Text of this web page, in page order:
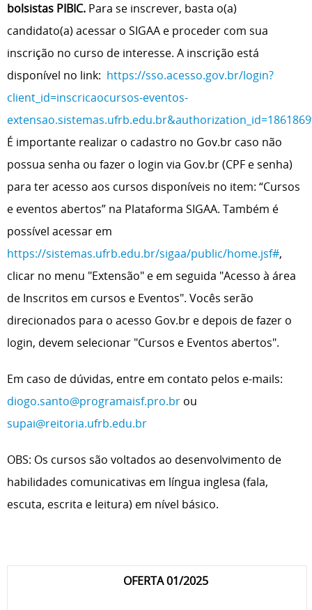
bolsistas PIBIC. Para se inscrever, basta o(a)
candidato(a) acessar o SIGAA e proceder com sua
inscrição no curso de interesse. A inscrição está
disponível no link: https://sso.acesso.gov.br/login?
client_id=inscricaocursos-eventos-
É importante realizar o cadastro no Gov.br caso não
possua senha ou fazer o login via Gov.br (CPF e senha)
para ter acesso aos cursos disponíveis no item: “Cursos
e eventos abertos” na Plataforma SIGAA. Também é
possível acessar em
https://sistemas.ufrb.edu.br/sigaa/public/home.jsf#,
clicar no menu "Extensão" e em seguida "Acesso à área
de Inscritos em cursos e Eventos". Vocês serão
direcionados para o acesso Gov.br e depois de fazer o
login, devem selecionar "Cursos e Eventos abertos".
Em caso de dúvidas, entre em contato pelos e-mails:
diogo.santo@programaisf.pro.br ou
supai@reitoria.ufrb.edu.br
OBS: Os cursos são voltados ao desenvolvimento de
habilidades comunicativas em língua inglesa (fala,
escuta, escrita e leitura) em nível básico.
OFERTA 01/2025